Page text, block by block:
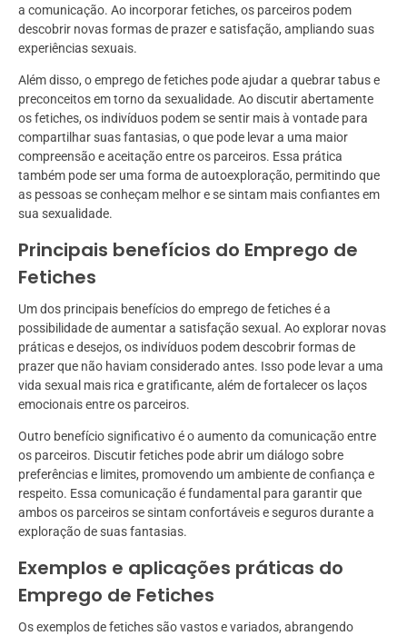
a comunicação. Ao incorporar fetiches, os parceiros podem
descobrir novas formas de prazer e satisfação, ampliando suas
experiências sexuais.
Além disso, o emprego de fetiches pode ajudar a quebrar tabus e
preconceitos em torno da sexualidade. Ao discutir abertamente
os fetiches, os indivíduos podem se sentir mais à vontade para
compartilhar suas fantasias, o que pode levar a uma maior
compreensão e aceitação entre os parceiros. Essa prática
também pode ser uma forma de autoexploração, permitindo que
as pessoas se conheçam melhor e se sintam mais confiantes em
sua sexualidade.
Principais benefícios do Emprego de
Fetiches
Um dos principais benefícios do emprego de fetiches é a
possibilidade de aumentar a satisfação sexual. Ao explorar novas
práticas e desejos, os indivíduos podem descobrir formas de
prazer que não haviam considerado antes. Isso pode levar a uma
vida sexual mais rica e gratificante, além de fortalecer os laços
emocionais entre os parceiros.
Outro benefício significativo é o aumento da comunicação entre
os parceiros. Discutir fetiches pode abrir um diálogo sobre
preferências e limites, promovendo um ambiente de confiança e
respeito. Essa comunicação é fundamental para garantir que
ambos os parceiros se sintam confortáveis e seguros durante a
exploração de suas fantasias.
Exemplos e aplicações práticas do
Emprego de Fetiches
Os exemplos de fetiches são vastos e variados, abrangendo